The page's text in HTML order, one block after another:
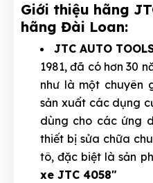
Giới thiệu hãng
hãng Đài Loan:
JTC AUTO
1981, đã có hơn 30
như là một chuyên
sản xuất các dụng
dùng cho các ứng
thiết bị sửa chữa
tô, đặc biệt là sản
xe JTC 4058"